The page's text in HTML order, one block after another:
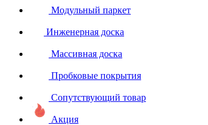
Модульный паркет
Инженерная доска
Массивная доска
Пробковые покрытия
Сопутствующий товар
Акция